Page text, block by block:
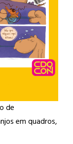
de
em quadros,